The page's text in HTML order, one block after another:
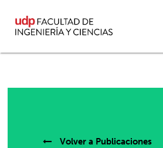
Volver a Publicaciones